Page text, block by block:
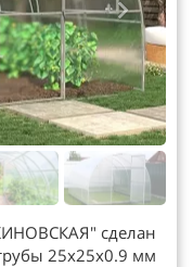
сделан
25х25х0.9 мм